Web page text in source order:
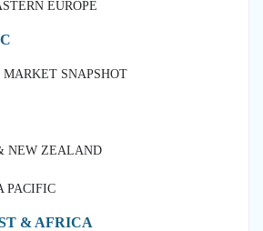
EUROPE
MARKET SNAPSHOT
NEW ZEALAND
PACIFIC
& AFRICA